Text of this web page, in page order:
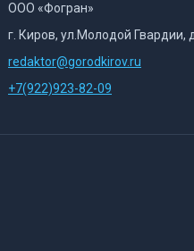
ООО «Фогран»
г. Киров, ул.Молодой Гвардии,
redaktor@gorodkirov.ru
+7(922)923-82-09